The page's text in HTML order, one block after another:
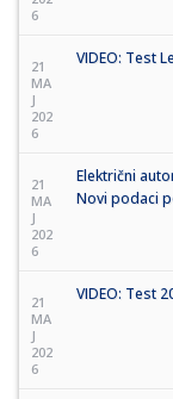
6
21
MA
J
202
6
VIDEO: Test
21
MA
J
202
6
Električni
Novi podaci
21
MA
J
202
6
VIDEO: Test